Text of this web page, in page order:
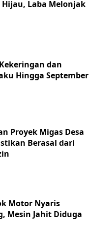
Laba Melonjak
dan
Hingga September
Proyek Migas Desa
Berasal dari
Motor Nyaris
Mesin Jahit Diduga